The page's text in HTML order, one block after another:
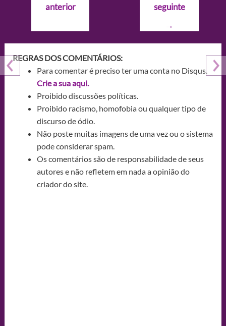
Postanterior
seguinte
→
REGRAS DOS COMENTÁRIOS:
Para comentar é preciso ter uma conta no Disqus.
Crie a sua aqui.
Proibido discussões políticas.
Proibido racismo, homofobia ou qualquer tipo de
discurso de ódio.
Não poste muitas imagens de uma vez ou o sistema
pode considerar spam.
Os comentários são de responsabilidade de seus
autores e não refletem em nada a opinião do
criador do site.